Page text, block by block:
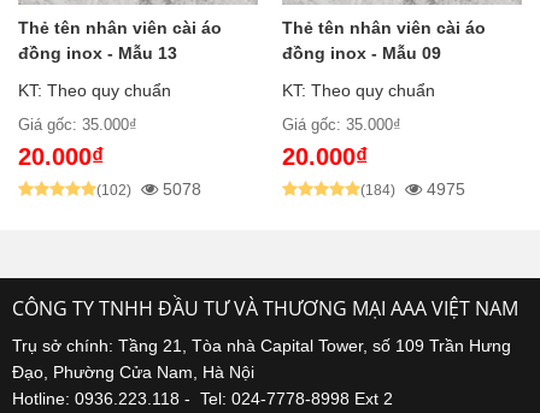
Thẻ tên nhân viên cài áo
đồng inox - Mẫu 13
KT: Theo quy chuẩn
Giá gốc: 35.000₫
20.000₫
(102) 5078
Thẻ tên nhân viên cài áo
đồng inox - Mẫu 09
KT: Theo quy chuẩn
Giá gốc: 35.000₫
20.000₫
(184) 4975
CÔNG TY TNHH ĐẦU TƯ VÀ THƯƠNG MẠI AAA VIỆT NAM
Trụ sở chính: Tầng 21, Tòa nhà Capital Tower, số 109 Trần Hưng
Đạo, Phường Cửa Nam, Hà Nội
Hotline: 0936.223.118 - Tel: 024-7778-8998 Ext 2